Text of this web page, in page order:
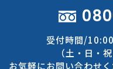
受付時間/
（土・日・
お気軽にお問い合わせ